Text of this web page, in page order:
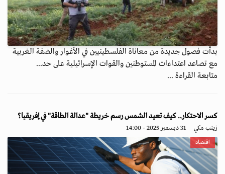
بدأت فصول جديدة من معاناة الفلسطينيين في الأغوار والضفة الغربية
مع تصاعد اعتداءات المستوطنين والقوات الإسرائيلية على حد...
متابعة القراءة ...
كسر الاحتكار.. كيف تعيد الشمس رسم خريطة "عدالة الطاقة" في إفريقيا؟
زينب مكي 31 ديسمبر 2025 - 14:00
اقتصاد